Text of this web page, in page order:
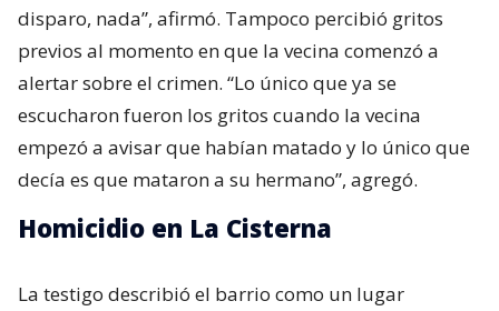
disparo, nada”, afirmó. Tampoco percibió gritos
previos al momento en que la vecina comenzó a
alertar sobre el crimen. “Lo único que ya se
escucharon fueron los gritos cuando la vecina
empezó a avisar que habían matado y lo único que
decía es que mataron a su hermano”, agregó.
Homicidio en La Cisterna
La testigo describió el barrio como un lugar